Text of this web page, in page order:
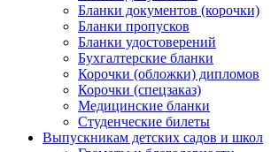
Бланки документов (корочки)
Бланки пропусков
Бланки удостоверений
Бухгалтерские бланки
Корочки (обложки) дипломов
Корочки (спецзаказ)
Медицинские бланки
Студенческие билеты
Выпускникам детских садов и школ